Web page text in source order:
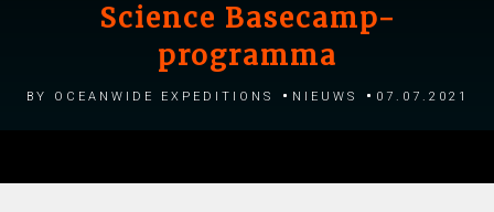
Science Basecamp-
programma
by Oceanwide Expeditions Nieuws 07.07.2021